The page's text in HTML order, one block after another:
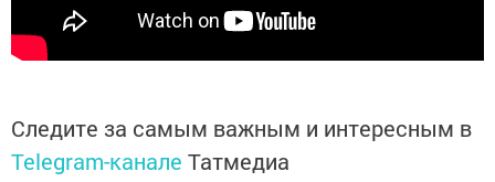
Следите за самым важным и интересным в
Telegram-канале Татмедиа